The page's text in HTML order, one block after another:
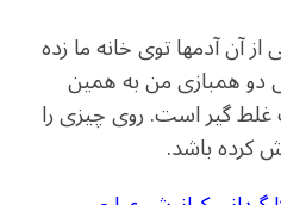
آن آدمها توی خانه ما زده
دو همبازی من به همین
گیر است. روی چیزی را
کرده باشد.